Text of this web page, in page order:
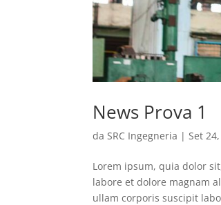
News Prova 1
da SRC Ingegneria | Set
Lorem ipsum, quia dolor
labore et dolore magnam
ullam corporis suscipit